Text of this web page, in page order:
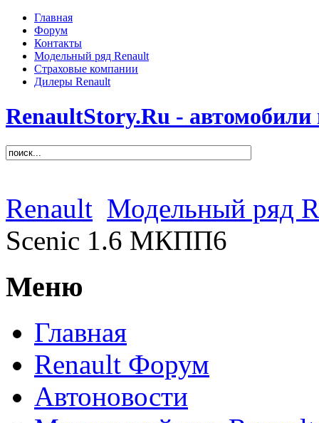
Главная
Форум
Контакты
Модельный ряд Renault
Страховые компании
Дилеры Renault
RenaultStory.Ru -
Renault Модельный ряд
Scenic 1.6 МКПП6
Меню
Главная
Renault Форум
Автоновости